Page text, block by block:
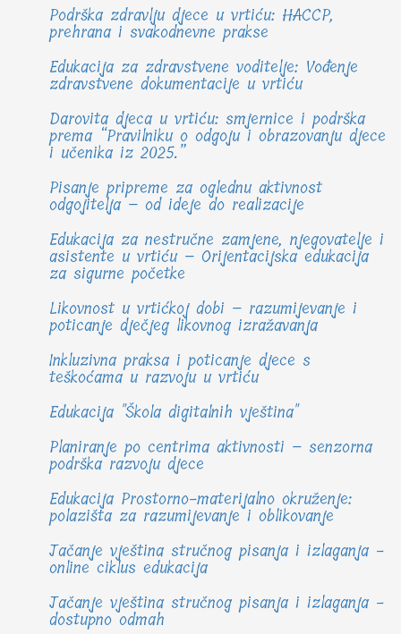
Podrška zdravlju djece u vrtiću: HACCP,
prehrana i svakodnevne prakse
Edukacija za zdravstvene voditelje: Vođenje
zdravstvene dokumentacije u vrtiću
Darovita djeca u vrtiću: smjernice i podrška
prema “Pravilniku o odgoju i obrazovanju djece
i učenika iz 2025.”
Pisanje pripreme za oglednu aktivnost
odgojitelja – od ideje do realizacije
Edukacija za nestručne zamjene, njegovatelje i
asistente u vrtiću – Orijentacijska edukacija
za sigurne početke
Likovnost u vrtićkoj dobi – razumijevanje i
poticanje dječjeg likovnog izražavanja
Inkluzivna praksa i poticanje djece s
teškoćama u razvoju u vrtiću
Edukacija "Škola digitalnih vještina"
Planiranje po centrima aktivnosti – senzorna
podrška razvoju djece
Edukacija Prostorno-materijalno okruženje:
polazišta za razumijevanje i oblikovanje
Jačanje vještina stručnog pisanja i izlaganja -
online ciklus edukacija
Jačanje vještina stručnog pisanja i izlaganja -
dostupno odmah